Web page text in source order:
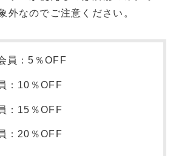
外なのでご注意ください。
員：5％OFF
：10％OFF
：15％OFF
：20％OFF